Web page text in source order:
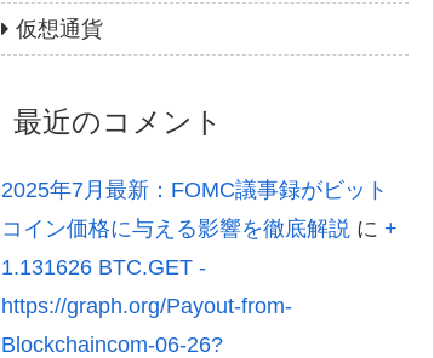
仮想通貨
最近のコメント
2025年7月最新：FOMC議事録がビット
コイン価格に与える影響を徹底解説 に +
1.131626 BTC.GET -
https://graph.org/Payout-from-
Blockchaincom-06-26?